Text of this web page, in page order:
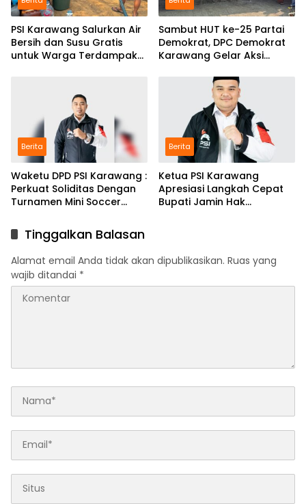
PSI Karawang Salurkan Air
Bersih dan Susu Gratis
untuk Warga Terdampak
Sambut HUT ke-25 Partai
Demokrat, DPC Demokrat
Karawang Gelar Aksi
Berita
Waketu DPD PSI Karawang :
Perkuat Soliditas Dengan
Turnamen Mini Soccer
Berita
Ketua PSI Karawang
Apresiasi Langkah Cepat
Bupati Jamin Hak
Tinggalkan Balasan
Alamat email Anda tidak akan dipublikasikan. Ruas yang
wajib ditandai *